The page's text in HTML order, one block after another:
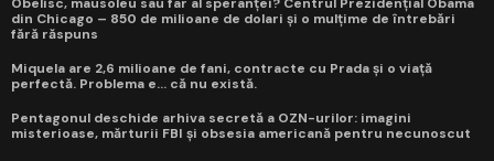
Obelisc, mausoleu sau far al speranței? Centrul Prezidențial Obama
din Chicago – 850 de milioane de dolari și o mulțime de întrebări
fără răspuns
Miquela are 2,6 milioane de fani, contracte cu Prada și o viață
perfectă. Problema e... că nu există.
Pentagonul deschide arhiva secretă a OZN-urilor: imagini
misterioase, mărturii FBI și obsesia americană pentru necunoscut